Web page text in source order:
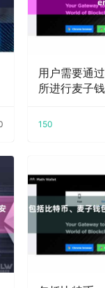
用户需要通
所进行麦子
150